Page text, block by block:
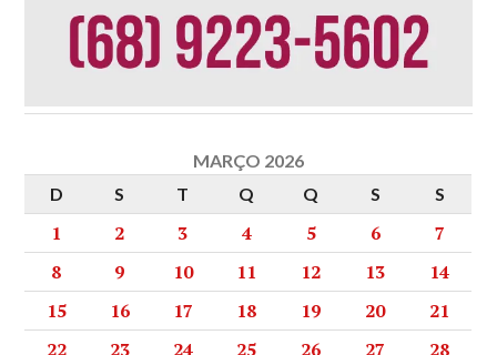
MARÇO 2026
D
S T Q Q S S
1 2 3 4 5 6
7
8
9 10 11 12 13
14
15
16 17 18 19 20
21
22
23 24 25 26 27 28